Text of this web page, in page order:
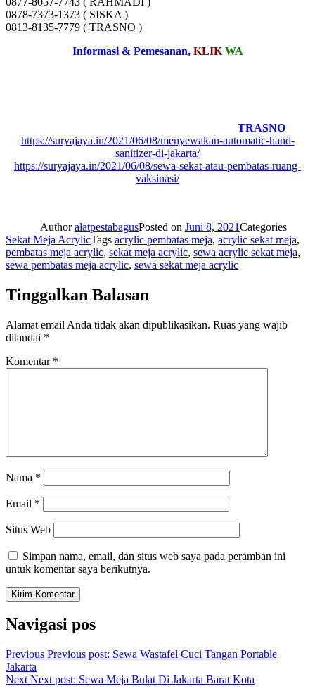
0878-7373-1373 ( SISKA )
0813-8135-7779 ( TRASNO )
Informasi & Pemesanan, KLIK WA
TRASNO
https://suryajaya.in/2021/06/08/menyewakan-automatic-hand-
sanitizer-di-jakarta/
https://suryajaya.in/2021/06/08/sewa-sekat-atau-pembatas-ruang-
vaksinasi/
AuthoralatpestabagusPosted on Juni 8, 2021Categories
Sekat Meja AcrylicTags acrylic pembatas meja, acrylic sekat meja,
pembatas meja acrylic, sekat meja acrylic, sewa acrylic sekat meja,
sewa pembatas meja acrylic, sewa sekat meja acrylic
Tinggalkan Balasan
Alamat email Anda tidak akan dipublikasikan. Ruas yang wajib
ditandai *
Komentar *
Nama *
Email *
Situs Web
Simpan nama, email, dan situs web saya pada peramban ini
untuk komentar saya berikutnya.
Navigasi pos
Previous Previous post: Sewa Wastafel Cuci Tangan Portable
Jakarta
Next Next post: Sewa Meja Bulat Di Jakarta Barat Kota